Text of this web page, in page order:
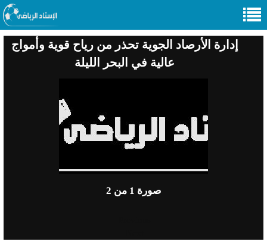
إدارة الأرصاد الجوية تحذر من رياح قوية وأمواج
عالية في البحر الليلة
صورة 1 من 2